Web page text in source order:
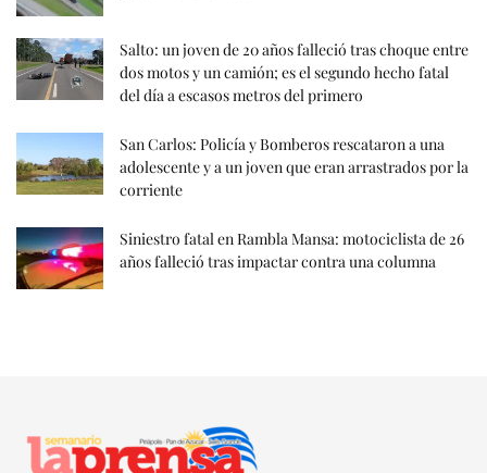
Salto: un joven de 20 años falleció tras choque entre
dos motos y un camión; es el segundo hecho fatal
del día a escasos metros del primero
San Carlos: Policía y Bomberos rescataron a una
adolescente y a un joven que eran arrastrados por la
corriente
Siniestro fatal en Rambla Mansa: motociclista de 26
años falleció tras impactar contra una columna